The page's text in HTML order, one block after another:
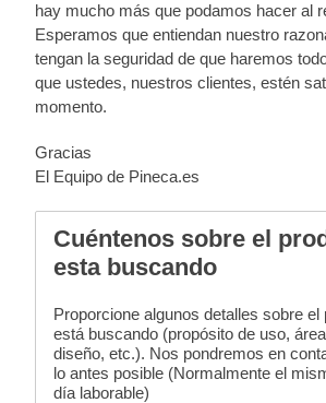
hay mucho más que podamos hacer al
Esperamos que entiendan nuestro
tengan la seguridad de que haremos
que ustedes, nuestros clientes, estén
momento.
Gracias
El Equipo de Pineca.es
Cuéntenos sobre el
esta buscando
Proporcione algunos detalles sobre el
está buscando (propósito de uso,
diseño, etc.). Nos pondremos en
lo antes posible (Normalmente el
día laborable)